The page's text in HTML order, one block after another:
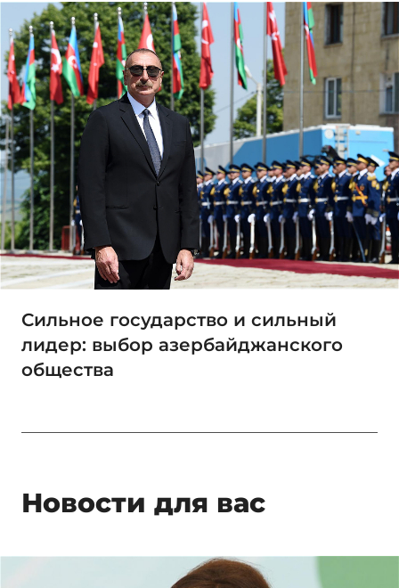
Сильное государство и сильный
лидер: выбор азербайджанского
общества
Новости для вас